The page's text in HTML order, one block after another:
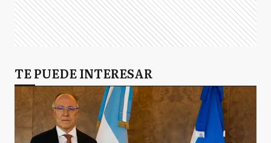
TE PUEDE INTERESAR